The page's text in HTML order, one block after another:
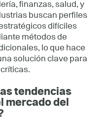
finanzas, salud, y
buscan perfiles
difíciles
métodos de
lo que hace
solución clave para
tendencias
mercado del